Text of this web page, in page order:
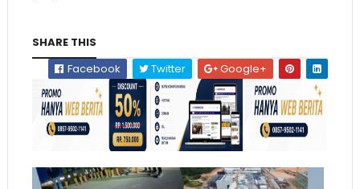
SHARE THIS
Facebook
Twitter Google+